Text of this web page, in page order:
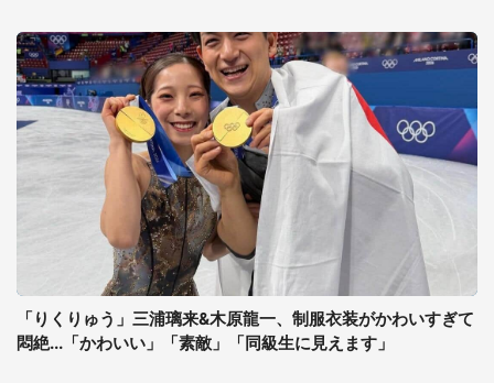
「りくりゅう」三浦璃来&木原龍一、制服衣装がかわいすぎて
悶絶...「かわいい」「素敵」「同級生に見えます」